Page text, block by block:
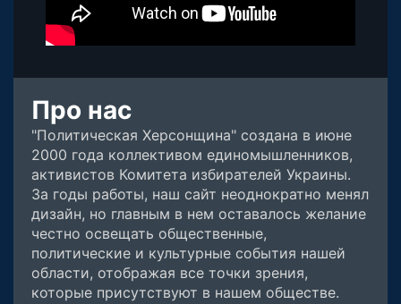
Про нас
"Политическая Херсонщина" создана в июне
2000 года коллективом единомышленников,
активистов Комитета избирателей Украины.
За годы работы, наш сайт неоднократно менял
дизайн, но главным в нем оставалось желание
честно освещать общественные,
политические и культурные события нашей
области, отображая все точки зрения,
которые присутствуют в нашем обществе.